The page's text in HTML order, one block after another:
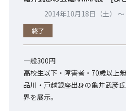
2014年10月18日（土） 〜
終了
一般300円
高校生以下・障害者・70歳以上
品川・戸越銀座出身の亀井武彦
界を展示。